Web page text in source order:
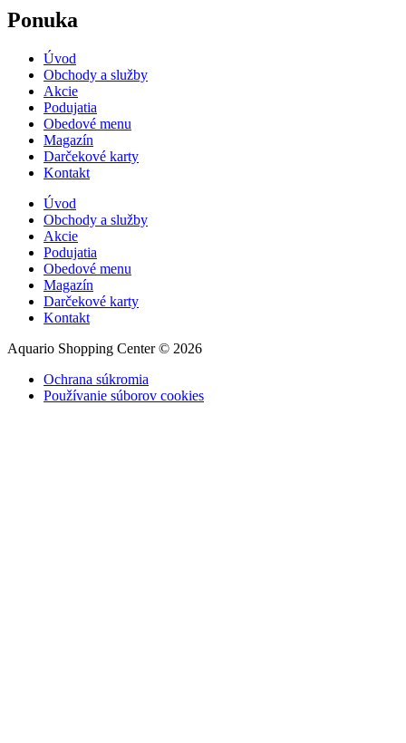
Ponuka
Úvod
Obchody a služby
Akcie
Podujatia
Obedové menu
Magazín
Darčekové karty
Kontakt
Úvod
Obchody a služby
Akcie
Podujatia
Obedové menu
Magazín
Darčekové karty
Kontakt
Aquario Shopping Center © 2026
Ochrana súkromia
Používanie súborov cookies